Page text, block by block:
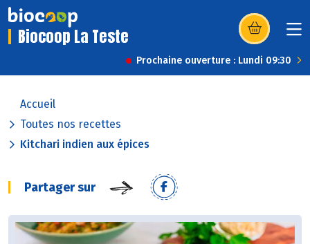
Biocoop La Teste (s’ouvre dans
Prochaine ouverture : Lundi 09:30
Accueil
Toutes nos recettes
Kitchari indien aux épices
Partager sur